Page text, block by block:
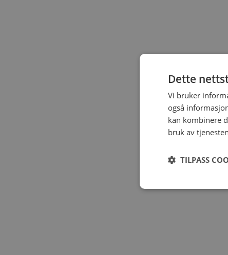
Dette
Vi bruker
også
kan kombinere
bruk av
TILPASS